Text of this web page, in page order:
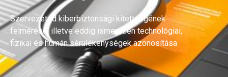
Szervezeted kiberbiztonsági kitettségének
felmérése, illetve eddig ismeretlen technológiai,
fizikai és humán sérülékenységek azonosítása